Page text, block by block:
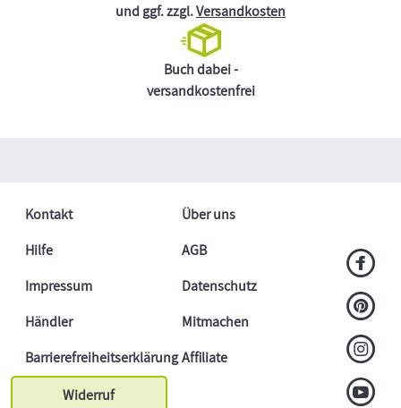
und ggf. zzgl.Versandkosten
Buch dabei -
versandkostenfrei
Kontakt
Über uns
Hilfe
AGB
Impressum
Datenschutz
Händler
Mitmachen
BarrierefreiheitserklärungAffiliate
Widerruf